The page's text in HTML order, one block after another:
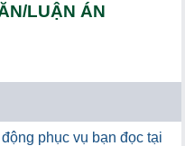
LUẬN ÁN
phục vụ bạn đọc tại